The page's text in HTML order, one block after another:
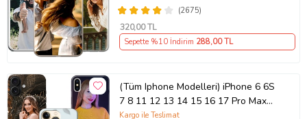
(2675)
320,00 TL
Sepette %10 İndirim 288,00 TL
(Tüm Iphone Modelleri) iPhone 6 6S
7 8 11 12 13 14 15 16 17 Pro Max
Plus Mini Kişiye Özel Resimli
Kargo ile Teslimat